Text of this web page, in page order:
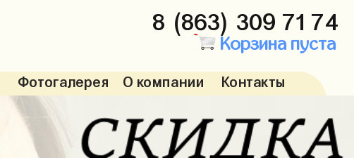
8 (863) 309 71 74
Корзина пуста
Фотогалерея О компании Контакты